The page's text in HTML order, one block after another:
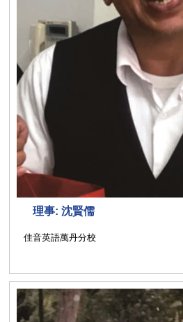
理事: 沈賢儒
佳音英語萬丹分校